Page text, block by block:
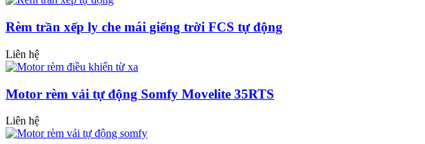
Rèm trần xếp ly che mái giếng trời FCS tự động
Liên hệ
Motor rèm vải tự động Somfy Movelite 35RTS
Liên hệ